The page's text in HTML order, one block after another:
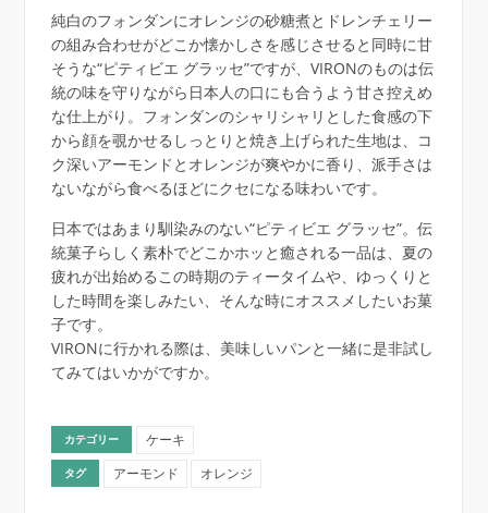
純白のフォンダンにオレンジの砂糖煮とドレンチェリー
の組み合わせがどこか懐かしさを感じさせると同時に甘
そうな“ピティビエ グラッセ”ですが、VIRONのものは伝
統の味を守りながら日本人の口にも合うよう甘さ控えめ
な仕上がり。フォンダンのシャリシャリとした食感の下
から顔を覗かせるしっとりと焼き上げられた生地は、コ
ク深いアーモンドとオレンジが爽やかに香り、派手さは
ないながら食べるほどにクセになる味わいです。
日本ではあまり馴染みのない“ピティビエ グラッセ”。伝
統菓子らしく素朴でどこかホッと癒される一品は、夏の
疲れが出始めるこの時期のティータイムや、ゆっくりと
した時間を楽しみたい、そんな時にオススメしたいお菓
子です。
VIRONに行かれる際は、美味しいパンと一緒に是非試し
てみてはいかがですか。
カテゴリー ケーキ
タグ アーモンド オレンジ